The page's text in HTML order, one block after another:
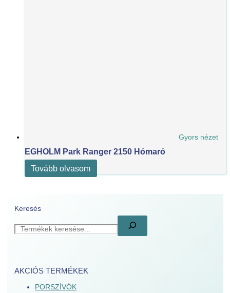
Keresés
AKCIÓS TERMÉKEK
PORSZÍVÓK
Gyors nézet
EGHOLM Park Ranger 2150 Hómaró
Tovább olvasom